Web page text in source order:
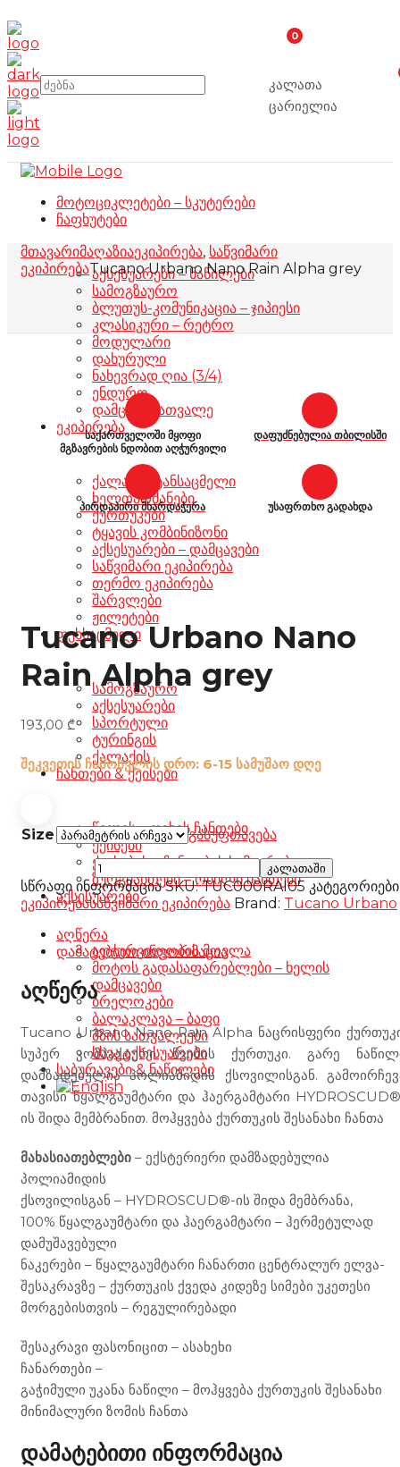
0
კალათა
ცარიელია
მოტოციკლეტები – სკუტერები
ჩაფხუტები
აქსესუარები – ნაწილები
სამოგზაურო
ბლუთუს-კომუნიკაცია – ჯიპიესი
კლასიკური – რეტრო
მოდულარი
დახურული
ნახევრად ღია (3/4)
ენდურო
დამცავი სათვალე
ეკიპირება
ქალაქის ტანსაცმელი
ხელთათმანები
ქურთუკები
ტყავის კომბინიზონი
აქსესუარები – დამცავები
საწვიმარი ეკიპირება
თერმო ეკიპირება
შარვლები
ჟილეტები
ფეხსაცმელი
სამოგზაურო
აქსესუარები
სპორტული
ტურინგის
ქალაქის
ჩანთები & ქეისები
წელის – ფეხის ჩანთები
ქეისები
ქეისების – ჩანთების სამაგრები
ზურგჩანთები – რბილი ჩანთები
აქსესუარები
აღჭურვილობის მოვლა
მოტოს გადასაფარებლები – ხელის
დამცავები
ბრელოკები
ბალაკლავა – ბაფი
მზის სათვალეები
სხვა აქსესუარები
საბურავები & ნაწილები
მთავარიმაღაზიაეკიპირება, საწვიმარი
ეკიპირებაTucano Urbano Nano Rain Alpha grey
საქართველოში მყოფი
მგზავრების ნდობით აღჭურვილი
დაფუძნებულია თბილისში
პირდაპირი მხარდაჭერა უსაფრთხო გადახდა
Tucano Urbano Nano
Rain Alpha grey
193,00 ₾
შეკვეთის ჩამოსვლის დრო: 6-15 სამუშაო დღე
Size
გასუფთავება
Tucano
Urbano
Nano
Rain
Alpha
grey
რაოდენობა
კალათაში
სწრაფი ინფორმაცია SKU:TUC000RAI05 კატეგორიები
ეკიპირებასაწვიმარი ეკიპირება Brand: Tucano Urbano
აღწერა
დამატებითი ინფორმაცია
აღწერა
Tucano Urbano Nano Rain Alpha ნაცრისფერი
სუპერ კომპაქტური წვიმის ქურთუკი. გარე
დამზადებულია პოლიამიდის ქსოვილისგან.
თავისი წყალგაუმტარი და ჰაერგამტარი
ის შიდა მემბრანით. მოჰყვება ქურთუკის შესანახი ჩანთა
მახასიათებლები – ექსტერიერი დამზადებულია
პოლიამიდის
ქსოვილისგან – HYDROSCUD®-ის შიდა მემბრანა,
100% წყალგაუმტარი და ჰაერგამტარი – ჰერმეტულად
დამუშავებული
ნაკერები – წყალგაუმტარი ჩანართი ცენტრალურ ელვა-
შესაკრავზე – ქურთუკის ქვედა კიდეზე სიმები უკეთესი
მორგებისთვის – რეგულირებადი
შესაკრავი ფასონიცით – ასახეხი
ჩანართები –
გაჭიმული უკანა ნაწილი – მოჰყვება ქურთუკის შესანახი
მინიმალური ზომის ჩანთა
დამატებითი ინფორმაცია